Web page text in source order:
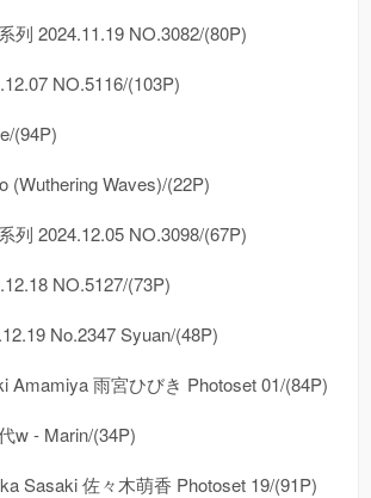
列 2024.11.19 NO.3082/(80P)
NO.5116/(103P)
(94P)
(Wuthering Waves)/(22P)
列 2024.12.05 NO.3098/(67P)
NO.5127/(73P)
No.2347 Syuan/(48P)
Amamiya 雨宮ひびき Photoset 01/(84P)
w - Marin/(34P)
Sasaki 佐々木萌香 Photoset 19/(91P)